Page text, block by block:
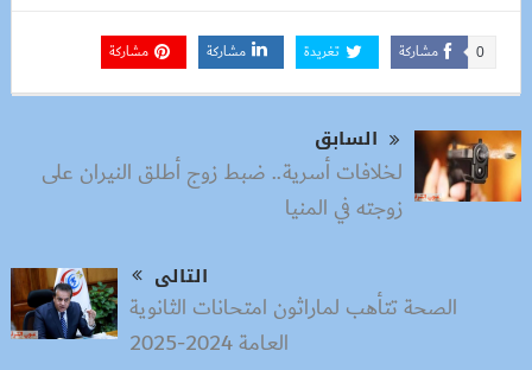
مشاركة 0 تغريدة مشاركة مشاركة
السابق
لخلافات أسرية.. ضبط زوج أطلق النيران على
زوجته في المنيا
التالى
الصحة تتأهب لماراثون امتحانات الثانوية
العامة 2024-2025